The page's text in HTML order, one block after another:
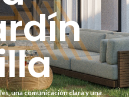
una comunicación clara y una